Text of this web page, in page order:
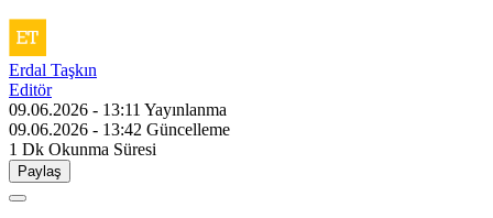
Erdal Taşkın
Editör
09.06.2026 - 13:11 Yayınlanma
09.06.2026 - 13:42 Güncelleme
1 Dk Okunma Süresi
Paylaş